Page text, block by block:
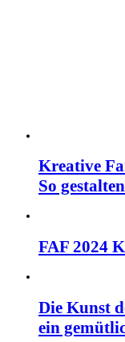
Kreative
So
FAF 2024
Die Kunst
ein